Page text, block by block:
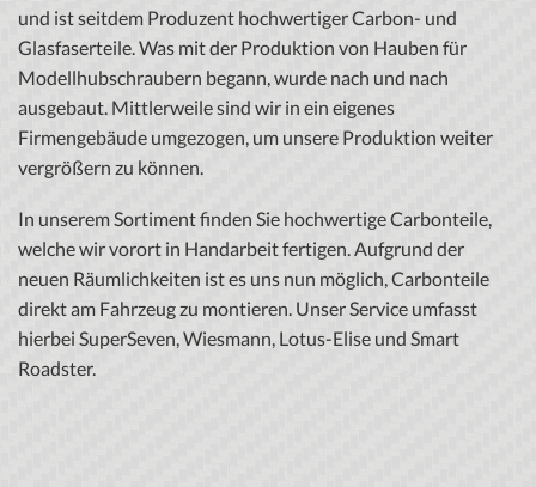
und ist seitdem Produzent hochwertiger Carbon- und
Glasfaserteile. Was mit der Produktion von Hauben für
Modellhubschraubern begann, wurde nach und nach
ausgebaut. Mittlerweile sind wir in ein eigenes
Firmengebäude umgezogen, um unsere Produktion weiter
vergrößern zu können.
In unserem Sortiment finden Sie hochwertige Carbonteile,
welche wir vorort in Handarbeit fertigen. Aufgrund der
neuen Räumlichkeiten ist es uns nun möglich, Carbonteile
direkt am Fahrzeug zu montieren. Unser Service umfasst
hierbei SuperSeven, Wiesmann, Lotus-Elise und Smart
Roadster.